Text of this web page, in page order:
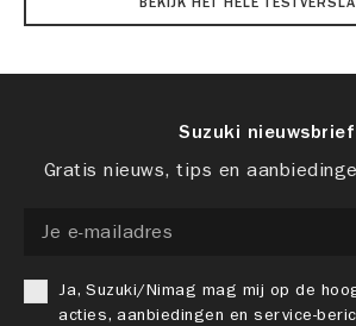
Suzuki nieuwsbrief
Gratis nieuws, tips en
Ja, Suzuki/Nimag mag mij op de
acties, aanbiedingen en service-